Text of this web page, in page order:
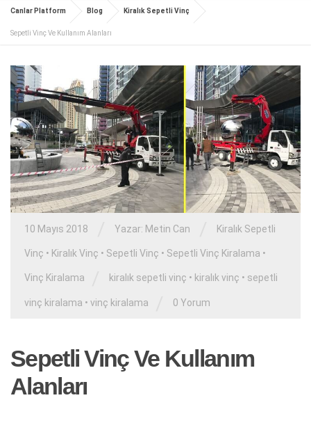
Canlar Platform Blog Kiralık Sepetli Vinç
Sepetli Vinç Ve Kullanım Alanları
10 Mayıs 2018 Yazar: Metin Can Kiralık Sepetli
Vinç • Kiralık Vinç • Sepetli Vinç • Sepetli Vinç Kiralama •
Vinç Kiralama kiralık sepetli vinç • kiralık vinç • sepetli
vinç kiralama • vinç kiralama 0 Yorum
Sepetli Vinç Ve Kullanım
Alanları